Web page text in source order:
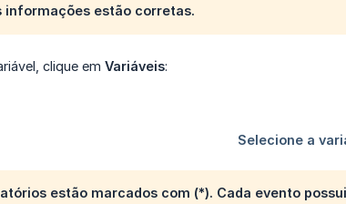
informações estão corretas.
clique em Variáveis:
estão marcados com (*). Cada evento